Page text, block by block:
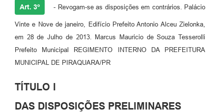
Art. 3º - Revogam-se as disposições em contrários. Palácio
Vinte e Nove de janeiro, Edifício Prefeito Antonio Alceu Zielonka,
em 28 de Julho de 2013. Marcus Mauricio de Souza Tesserolli
Prefeito Municipal REGIMENTO INTERNO DA PREFEITURA
MUNICIPAL DE PIRAQUARA/PR
TÍTULO I
DAS DISPOSIÇÕES PRELIMINARES